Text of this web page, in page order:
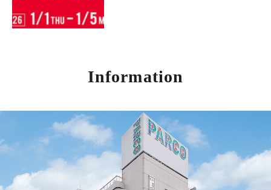
Information